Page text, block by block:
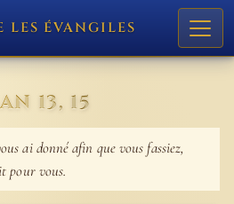
LES ÉVANGILES
13, 15
ai donné afin que vous fassiez,
pour vous.